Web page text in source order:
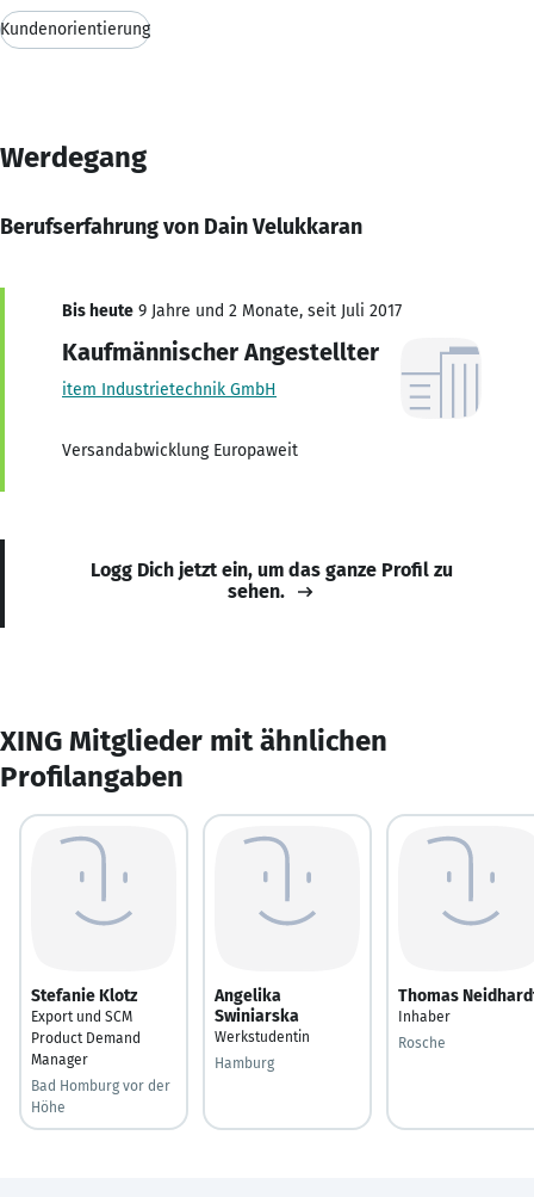
Kundenorientierung
Werdegang
Berufserfahrung von Dain Velukkaran
Bis heute 9 Jahre und 2 Monate, seit Juli 2017
Kaufmännischer Angestellter
item Industrietechnik GmbH
Versandabwicklung Europaweit
Logg Dich jetzt ein, um das ganze Profil zu
sehen.
XING Mitglieder mit ähnlichen
Profilangaben
Stefanie Klotz
Export und SCM
Product Demand
Manager
Bad Homburg vor der
Höhe
Angelika
Swiniarska
Werkstudentin
Hamburg
Thomas
Inhaber
Rosche